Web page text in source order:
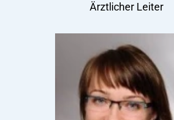
Ärztlicher Leiter